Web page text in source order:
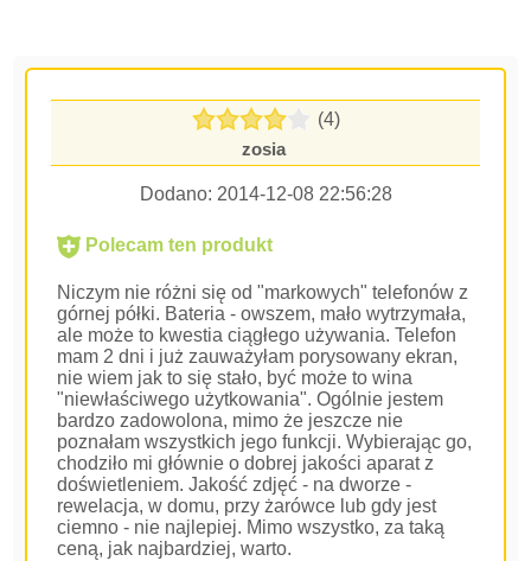
(4)
zosia
Dodano: 2014-12-08 22:56:28
Polecam ten produkt
Niczym nie różni się od "markowych" telefonów z
górnej półki. Bateria - owszem, mało wytrzymała,
ale może to kwestia ciągłego używania. Telefon
mam 2 dni i już zauważyłam porysowany ekran,
nie wiem jak to się stało, być może to wina
"niewłaściwego użytkowania". Ogólnie jestem
bardzo zadowolona, mimo że jeszcze nie
poznałam wszystkich jego funkcji. Wybierając go,
chodziło mi głównie o dobrej jakości aparat z
doświetleniem. Jakość zdjęć - na dworze -
rewelacja, w domu, przy żarówce lub gdy jest
ciemno - nie najlepiej. Mimo wszystko, za taką
ceną, jak najbardziej, warto.